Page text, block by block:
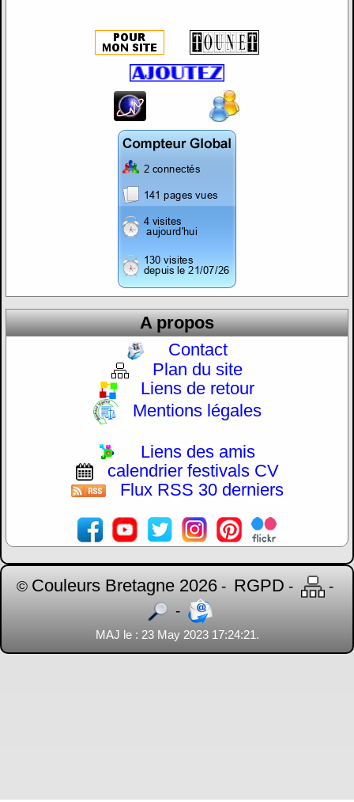
A propos
Contact
Plan du site
Liens de retour
Mentions légales
Liens des amis
calendrier festivals CV
Flux RSS 30 derniers
© Couleurs Bretagne 2026 - RGPD -
-
-
MAJ le : 23 May 2023 17:24:21.